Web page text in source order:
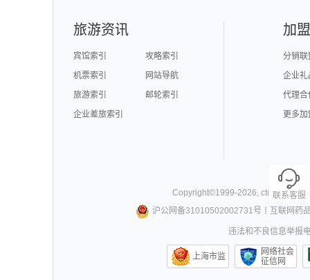
联系客服
旅游资讯
宾馆索引
攻略索引
机票索引
网站导航
旅游索引
邮轮索引
企业差旅索引
加
分销联
企业礼
代理合
更多
Copyright©1999-2026, ctrip.com.
沪公网备31010502002731号
互联网药
违法和不良信息举报
上海市监
网络社会
征信网